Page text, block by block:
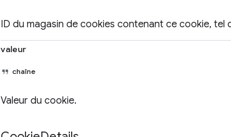
ID du magasin de cookies contenant ce cookie, tel
valeur
chaîne
Valeur du cookie.